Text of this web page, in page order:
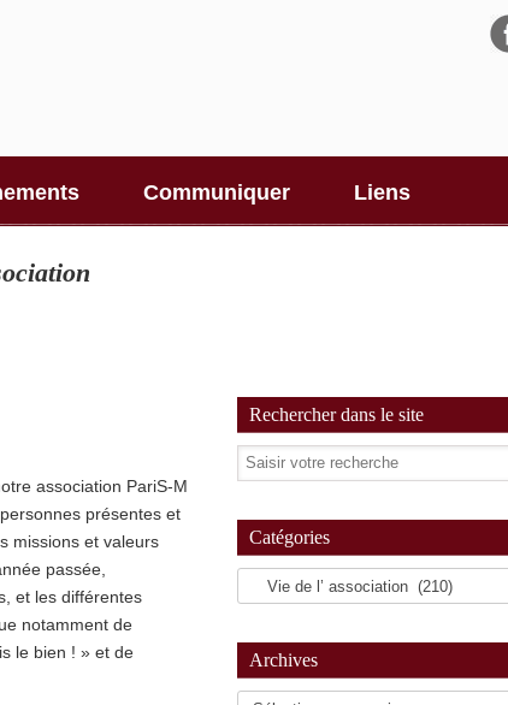
Communiquer Liens
association PariS-M
présentes et
missions et valeurs
passée,
et les différentes
notamment de
le bien ! » et de
Rechercher dans le site
Catégories
Archives
Archives